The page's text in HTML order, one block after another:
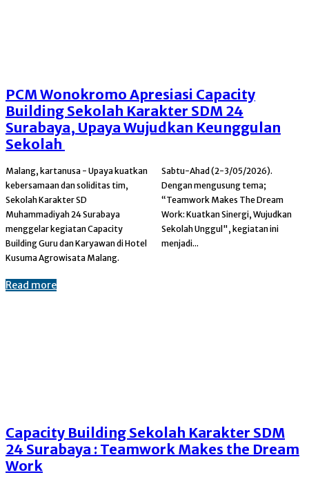
PCM Wonokromo Apresiasi Capacity
Building Sekolah Karakter SDM 24
Surabaya, Upaya Wujudkan Keunggulan
Sekolah
Malang, kartanusa - Upaya kuatkan
kebersamaan dan soliditas tim,
Sekolah Karakter SD
Muhammadiyah 24 Surabaya
menggelar kegiatan Capacity
Building Guru dan Karyawan di Hotel
Kusuma Agrowisata Malang.
Sabtu-Ahad (2-3/05/2026).
Dengan mengusung tema;
“Teamwork Makes The Dream
Work: Kuatkan Sinergi, Wujudkan
Sekolah Unggul", kegiatan ini
menjadi...
Read more
Capacity Building Sekolah Karakter SDM
24 Surabaya : Teamwork Makes the Dream
Work